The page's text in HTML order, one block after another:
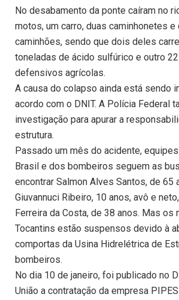
No desabamento da ponte caíram no
motos, um carro, duas caminhonetes e
caminhões, sendo que dois deles
toneladas de ácido sulfúrico e outro
defensivos agrícolas.
A causa do colapso ainda está sendo
acordo com o DNIT. A Polícia Federal
investigação para apurar a
estrutura.
Passado um mês do acidente,
Brasil e dos bombeiros seguem as
encontrar Salmon Alves Santos, de 65
Giuvannuci Ribeiro, 10 anos, avô e
Ferreira da Costa, de 38 anos. Mas os
Tocantins estão suspensos devido à
comportas da Usina Hidrelétrica de
bombeiros.
No dia 10 de janeiro, foi publicado no
União a contratação da empresa PIPES